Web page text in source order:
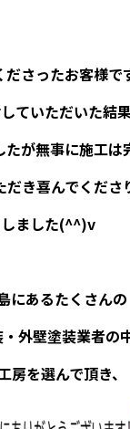
さったお客様で
ていただいた結
たが無事に施工
だき喜んでくだ
ました(^^)v
にあるたくさんの
外壁塗装業者の
房を選んで頂き、